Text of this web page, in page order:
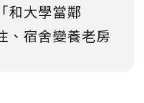
和大學當鄰
、宿舍變養老房